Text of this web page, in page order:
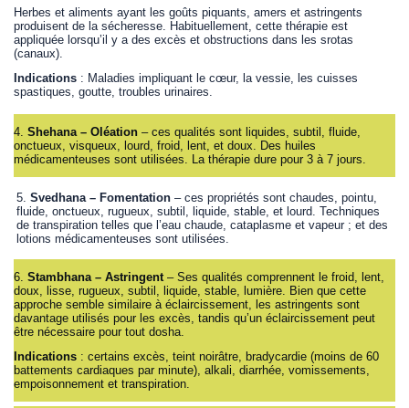
Herbes et aliments ayant les goûts piquants, amers et astringents
produisent de la sécheresse. Habituellement, cette thérapie est
appliquée lorsqu’il y a des excès et obstructions dans les srotas
(canaux).
Indications : Maladies impliquant le cœur, la vessie, les cuisses
spastiques, goutte, troubles urinaires.
4.Shehana – Oléation – ces qualités sont liquides, subtil, fluide,
onctueux, visqueux, lourd, froid, lent, et doux. Des huiles
médicamenteuses sont utilisées. La thérapie dure pour 3 à 7 jours.
5.Svedhana – Fomentation – ces propriétés sont chaudes, pointu,
fluide, onctueux, rugueux, subtil, liquide, stable, et lourd. Techniques
de transpiration telles que l’eau chaude, cataplasme et vapeur ; et des
lotions médicamenteuses sont utilisées.
6.Stambhana – Astringent– Ses qualités comprennent le froid, lent,
doux, lisse, rugueux, subtil, liquide, stable, lumière. Bien que cette
approche semble similaire à éclaircissement, les astringents sont
davantage utilisés pour les excès, tandis qu’un éclaircissement peut
être nécessaire pour tout dosha.
Indications : certains excès, teint noirâtre, bradycardie (moins de 60
battements cardiaques par minute), alkali, diarrhée, vomissements,
empoisonnement et transpiration.